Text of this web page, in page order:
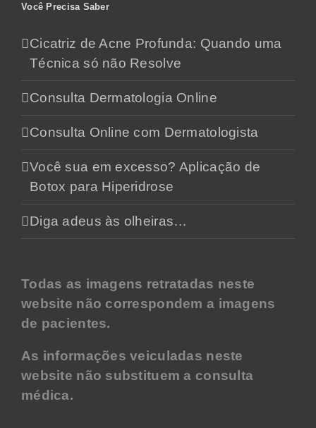
Você Precisa Saber
Cicatriz de Acne Profunda: Quando uma
Técnica só não Resolve
Consulta Dermatologia Online
Consulta Online com Dermatologista
Você sua em excesso? Aplicação de
Botox para Hiperidrose
Diga adeus às olheiras…
Todas as imagens retratadas neste
website não correspondem a imagens
de pacientes.
As informações veiculadas neste
website não substituem a consulta
médica.